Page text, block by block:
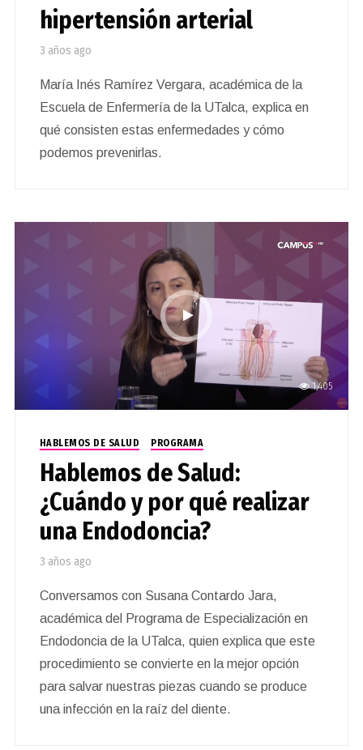
hipertensión arterial
3 años ago
María Inés Ramírez Vergara, académica de la
Escuela de Enfermería de la UTalca, explica en
qué consisten estas enfermedades y cómo
podemos prevenirlas.
1,405
HABLEMOS DE SALUD PROGRAMA
Hablemos de Salud:
¿Cuándo y por qué realizar
una Endodoncia?
3 años ago
Conversamos con Susana Contardo Jara,
académica del Programa de Especialización en
Endodoncia de la UTalca, quien explica que este
procedimiento se convierte en la mejor opción
para salvar nuestras piezas cuando se produce
una infección en la raíz del diente.